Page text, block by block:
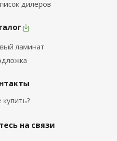
дилеров
ламинат
купить?
на связи